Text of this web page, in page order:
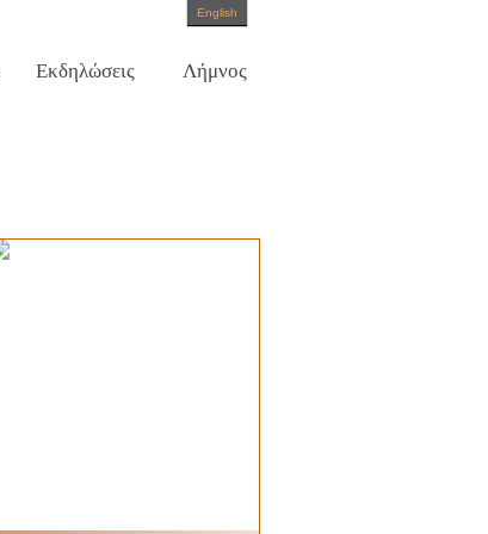
Εκδηλώσεις Λήμνος
English